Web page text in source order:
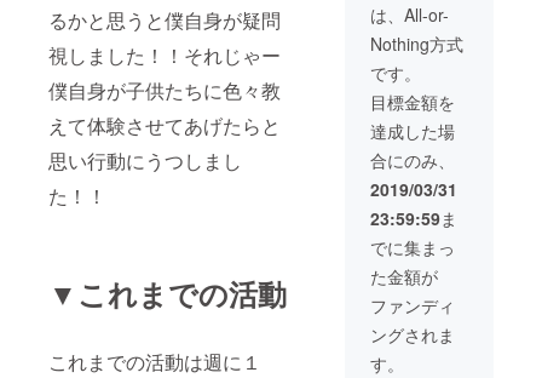
るかと思うと僕自身が疑問
視しました！！それじゃー
僕自身が子供たちに色々教
えて体験させてあげたらと
思い行動にうつしまし
た！！
▼これまでの活動
これまでの活動は週に１
は、All-or-
Nothing方式
です。
目標金額を
達成した場
合にのみ、
2019/03/31
23:59:59ま
でに集まっ
た金額が
ファンディ
ングされま
す。